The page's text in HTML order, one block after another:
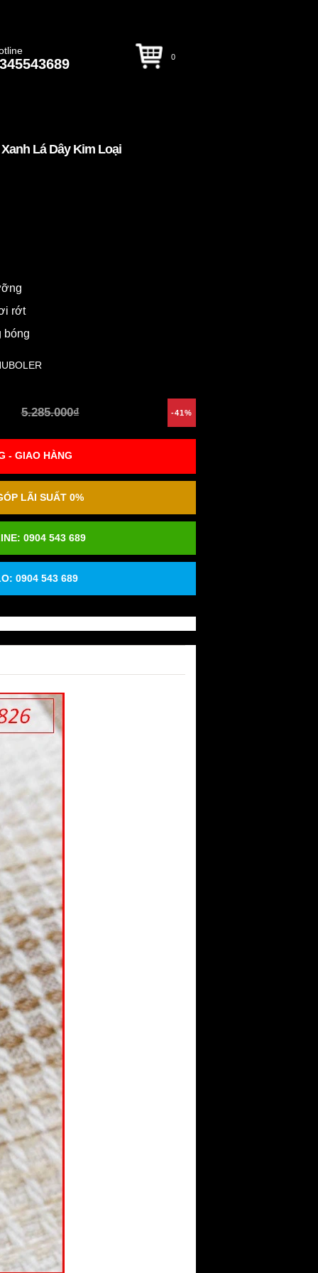
0
Lá Dây Kim Loại
rớt
bóng
5.285.000₫ -41%
- GIAO HÀNG
LÃI SUẤT 0%
0904 543 689
0904 543 689